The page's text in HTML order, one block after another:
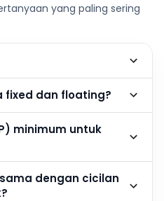
yang paling sering
fixed dan floating?
minimum untuk
dengan cicilan